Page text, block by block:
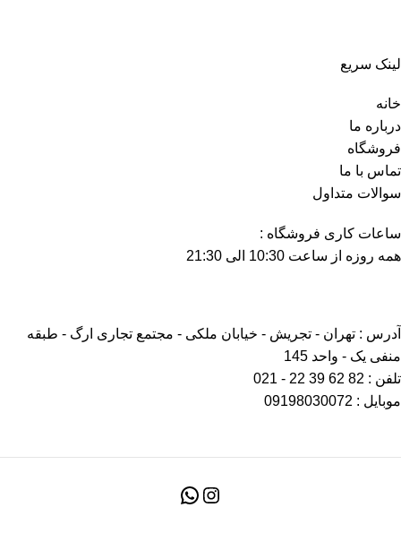
لینک سریع
خانه
درباره ما
فروشگاه
تماس با ما
سوالات متداول
ساعات کاری فروشگاه :
همه روزه از ساعت 10:30 الی 21:30
آدرس : تهران - تجریش - خیابان ملکی - مجتمع تجاری ارگ - طبقه
منفی یک - واحد 145
تلفن : 82 62 39 22 - 021
موبایل : 09198030072